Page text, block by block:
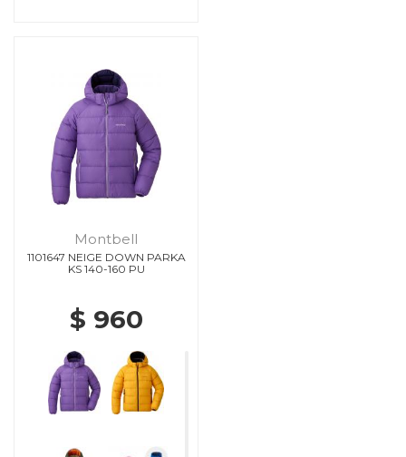
Montbell
1101647 NEIGE DOWN PARKA
KS 140-160 PU
$ 960